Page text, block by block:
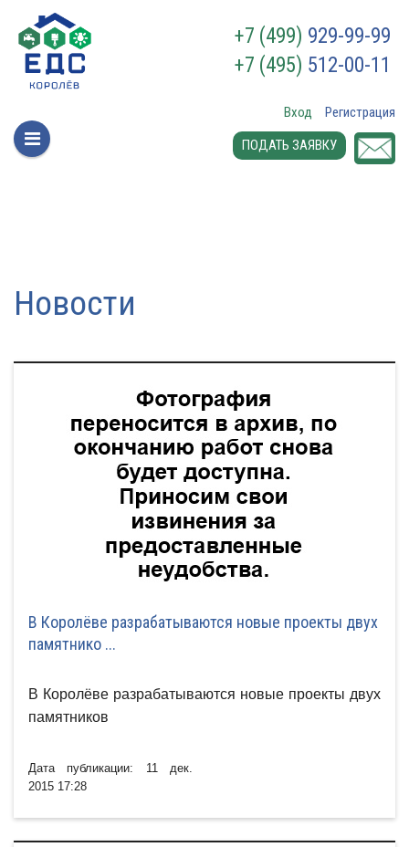
+7 (499) 929-99-99
+7 (495) 512-00-11
Вход
Регистрация
ПОДАТЬ ЗАЯВКУ
Новости
В Королёве разрабатываются новые проекты двух
памятнико ...
В Королёве разрабатываются новые проекты двух
памятников
Дата публикации: 11 дек.
2015 17:28